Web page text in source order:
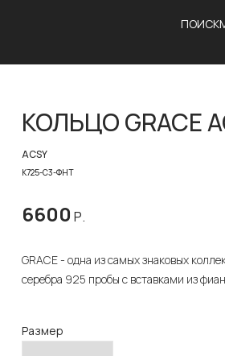
ПОИСК
КОЛЬЦО GRACE
ACSY
К725-С3-ФНТ
6600 Р.
GRACE - одна из самых знаковых
серебра 925 пробы с вставками из
Размер